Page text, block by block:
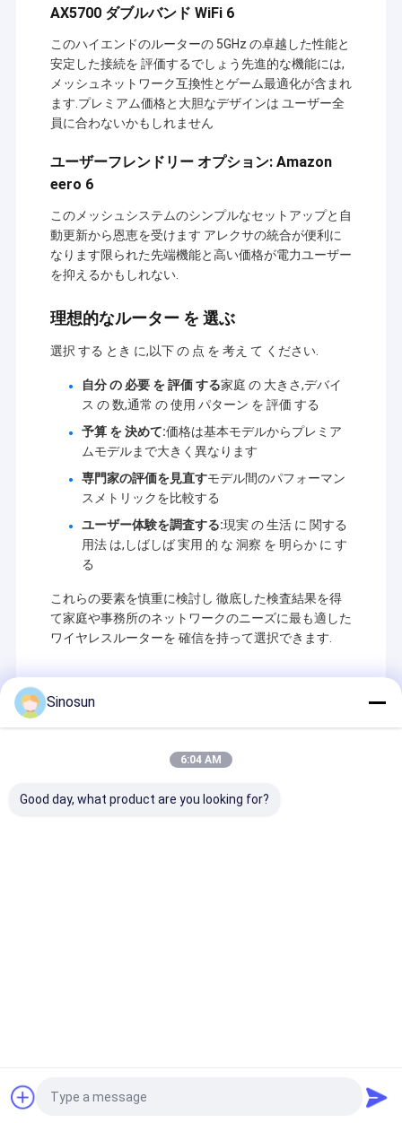
家へ
製品
品質管理
連絡 ください
ブログ
網目状ネットワークのラジオ
データリンク/HDビデオ/産業用無線ネットワーク
無線データ伝送
AX5700 ダブルバンド WiFi 6
このハイエンドのルーターの 5GHz の卓越した性能と
安定した接続を 評価するでしょう先進的な機能には,
メッシュネットワーク互換性とゲーム最適化が含まれ
ます.プレミアム価格と大胆なデザインは ユーザー全
員に合わないかもしれません
ユーザーフレンドリー オプション: Amazon
eero 6
このメッシュシステムのシンプルなセットアップと自
動更新から恩恵を受けます アレクサの統合が便利に
なります限られた先端機能と高い価格が電力ユーザー
を抑えるかもしれない.
理想的なルーター を 選ぶ
選択 する とき に,以下 の 点 を 考え て ください.
自分 の 必要 を 評価 する家庭 の 大きさ,デバイ
ス の 数,通常 の 使用 パターン を 評価 する
予算 を 決めて:価格は基本モデルからプレミア
ムモデルまで大きく異なります
専門家の評価を見直すモデル間のパフォーマン
スメトリックを比較する
ユーザー体験を調査する:現実 の 生活 に 関する
用法 は,しばしば 実用 的 な 洞察 を 明らか に す
る
これらの要素を慎重に検討し 徹底した検査結果を得
て家庭や事務所のネットワークのニーズに最も適した
ワイヤレスルーターを 確信を持って選択できます.
Recommended Products
シェンゼン・シノサン・テクノロジー・コー・リテッド
は,1996年から製品開発,アプリケーション,ネットワーク
エンジニアリングなどの無線データ転送サービスに従事
取り入れ,国内で有名な大学や研究所の力を頼りに現
在,Sinosunは最も先進的なデジタルデータラジオ,スマー
トデータラジオ,デジタルデータモジュール,高速周波数ホ
ッピングラジオ,産業用ワイヤレスイーサネットを開発し,
生産しています.ネットワークHDビデオラジオ/モジュー
ルAD-HOC/MESH 自己組織メッシュネットワーク
GNSS/RTK 無線データリンク 産業用無線リモート I/O ハ
ンドヘルドモバイルデータ&音声トランシーバー音声コー
ダー-デコーダー複数のシリアルポート複合接続,ポイント
からマルチポイントアドレスコーディングモジュール,お
よび石油/ガス,水/電力に広く使用されている他のシリー
ズ製品,電力/暖房ネットワーク/石炭ガス/鉄道/輸送道路照
メタルギー/化学産業,産業プロセス制御自動化産業用ワイ
ヤレスイーサネットネットワークロボットが制御する多
経路の無線データリンク.
Sinosun
6:04 AM
Good day, what product are you looking for?